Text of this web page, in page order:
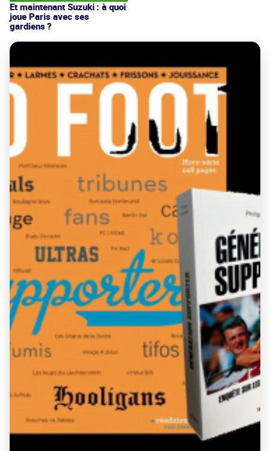
Et maintenant Suzuki : à quoi
joue Paris avec ses
gardiens ?